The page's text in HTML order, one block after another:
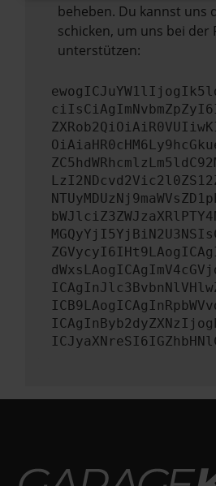
beheben. Du kannst uns
schicken, um uns bei der
unterstützen: